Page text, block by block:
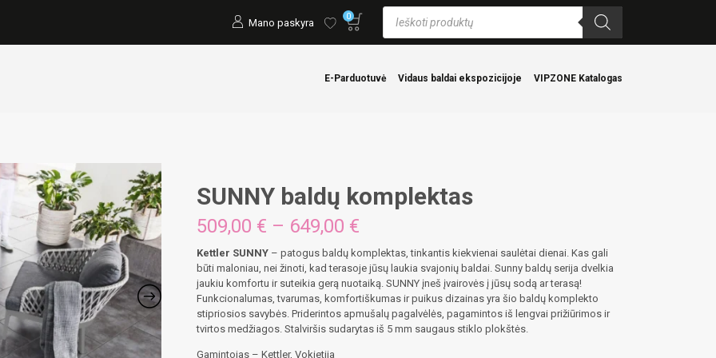
Mano paskyra 0
Products
search
E-Parduotuvė Vidaus baldai ekspozicijoje VIPZONE Katalogas
SUNNY baldų komplektas
509,00 € – 649,00 €
509,00 €
through
649,00 €
Kettler SUNNY – patogus baldų komplektas, tinkantis kiekvienai saulėtai dienai. Kas gali
būti maloniau, nei žinoti, kad terasoje jūsų laukia svajonių baldai. Sunny baldų serija dvelkia
jaukiu komfortu ir suteikia gerą nuotaiką. SUNNY įneš įvairovės į jūsų sodą ar terasą!
Funkcionalumas, tvarumas, komfortiškumas ir puikus dizainas yra šio baldų komplekto
stipriosios savybės. Priderintos apmušalų pagalvėlės, pagamintos iš lengvai prižiūrimos ir
tvirtos medžiagos. Stalviršis sudarytas iš 5 mm saugaus stiklo plokštės.
Gamintojas – Kettler, Vokietija